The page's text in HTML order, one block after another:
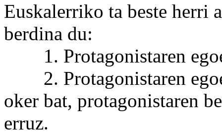
Euskalerriko ta beste herri
berdina du:
1. Protagonistaren
2. Protagonistaren
oker bat, protagonistaren
erruz.